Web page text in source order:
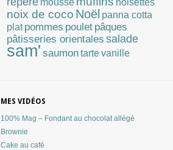
mousse noisettes
noix de coco Noël panna cotta
plat pommes poulet pâques
pâtisseries orientales salade
sam' saumontartevanille
MES VIDÉOS
100% Mag – Fondant au chocolat allégé
Brownie
Cake au café